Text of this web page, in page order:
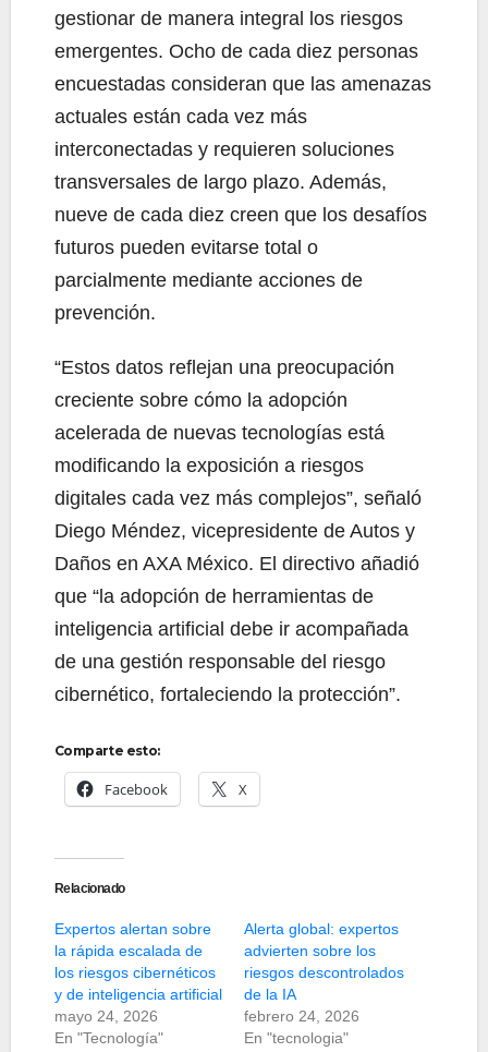
gestionar de manera integral los riesgos
emergentes. Ocho de cada diez personas
encuestadas consideran que las amenazas
actuales están cada vez más
interconectadas y requieren soluciones
transversales de largo plazo. Además,
nueve de cada diez creen que los desafíos
futuros pueden evitarse total o
parcialmente mediante acciones de
prevención.
“Estos datos reflejan una preocupación
creciente sobre cómo la adopción
acelerada de nuevas tecnologías está
modificando la exposición a riesgos
digitales cada vez más complejos”, señaló
Diego Méndez, vicepresidente de Autos y
Daños en AXA México. El directivo añadió
que “la adopción de herramientas de
inteligencia artificial debe ir acompañada
de una gestión responsable del riesgo
cibernético, fortaleciendo la protección”.
Comparte esto:
Facebook X
Relacionado
Expertos alertan sobre
la rápida escalada de
los riesgos cibernéticos
y de inteligencia artificial
mayo 24, 2026
En "Tecnología"
Alerta global: expertos
advierten sobre los
riesgos descontrolados
de la IA
febrero 24, 2026
En "tecnologia"